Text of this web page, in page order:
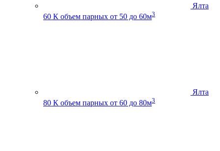
Ялта
60 К объем парных от 50 до 60м3
Ялта
80 К объем парных от 60 до 80м3